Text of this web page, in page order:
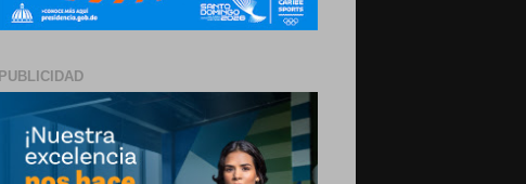
PUBLICIDAD